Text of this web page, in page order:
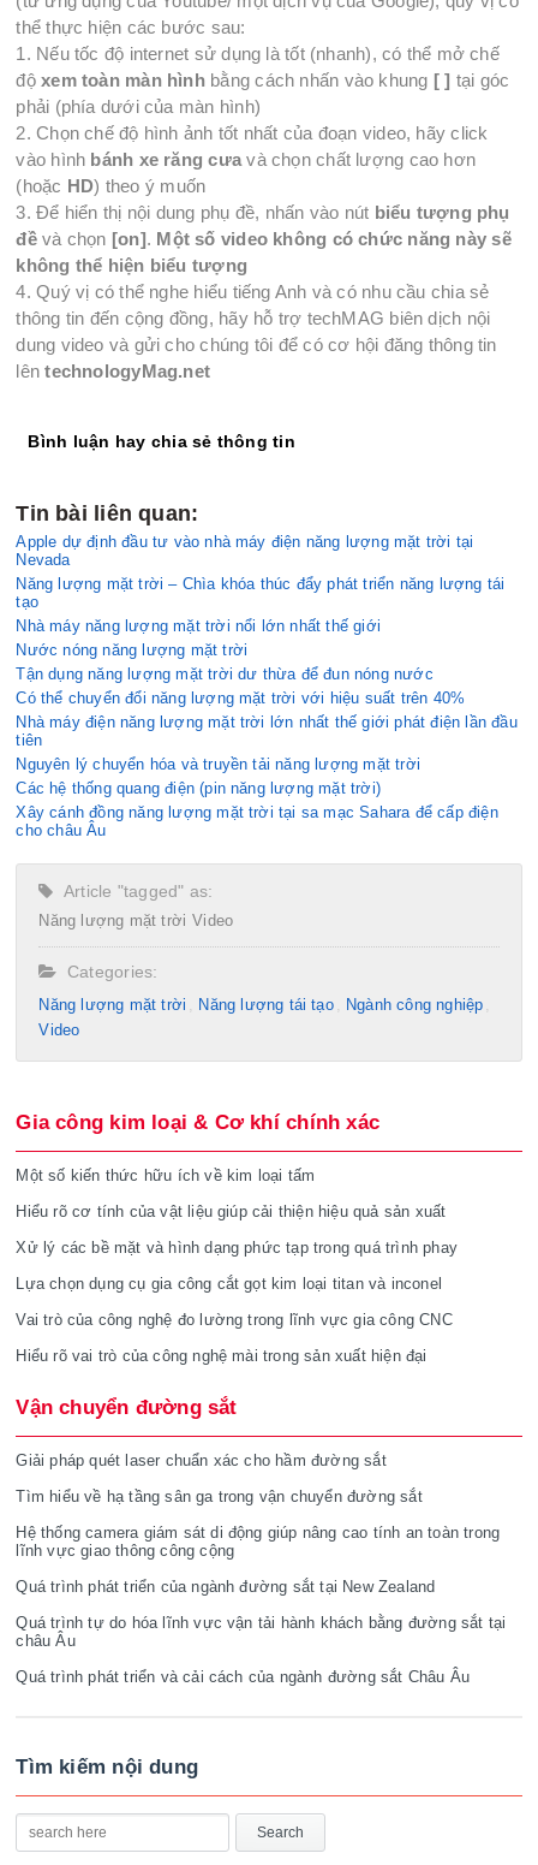
thể thực hiện các bước sau:
1. Nếu tốc độ internet sử dụng là tốt (nhanh), có thể mở chế
độxem toàn màn hìnhbằng cách nhấn vào khung [ ] tại góc
phải (phía dưới của màn hình)
2. Chọn chế độ hình ảnh tốt nhất của đoạn video, hãy click
vào hình bánh xe răng cưavà chọn chất lượng cao hơn
(hoặc HD) theo ý muốn
3. Để hiển thị nội dung phụ đề, nhấn vào nút biểu tượng phụ
đềvà chọn [on]. Một số video không có chức năng này sẽ
không thể hiện biểu tượng
4. Quý vị có thể nghe hiểu tiếng Anh và có nhu cầu chia sẻ
thông tin đến cộng đồng, hãy hỗ trợ techMAG biên dịch nội
dung video và gửi cho chúng tôi để có cơ hội đăng thông tin
lêntechnologyMag.net
Bình luận hay chia sẻ thông tin
Tin bài liên quan:
Apple dự định đầu tư vào nhà máy điện năng lượng mặt trời tại
Nevada
Năng lượng mặt trời – Chìa khóa thúc đẩy phát triển năng lượng tái
tạo
Nhà máy năng lượng mặt trời nổi lớn nhất thế giới
Nước nóng năng lượng mặt trời
Tận dụng năng lượng mặt trời dư thừa để đun nóng nước
Có thể chuyển đổi năng lượng mặt trời với hiệu suất trên 40%
Nhà máy điện năng lượng mặt trời lớn nhất thế giới phát điện lần đầu
tiên
Nguyên lý chuyển hóa và truyền tải năng lượng mặt trời
Các hệ thống quang điện (pin năng lượng mặt trời)
Xây cánh đồng năng lượng mặt trời tại sa mạc Sahara để cấp điện
cho châu Âu
Article "tagged" as:
Năng lượng mặt trời Video
Categories:
Năng lượng mặt trời Năng lượng tái tạo
Ngành công nghiệp
Video
Gia công kim loại & Cơ khí chính xác
Một số kiến thức hữu ích về kim loại tấm
Hiểu rõ cơ tính của vật liệu giúp cải thiện hiệu quả sản xuất
Xử lý các bề mặt và hình dạng phức tạp trong quá trình phay
Lựa chọn dụng cụ gia công cắt gọt kim loại titan và inconel
Vai trò của công nghệ đo lường trong lĩnh vực gia công CNC
Hiểu rõ vai trò của công nghệ mài trong sản xuất hiện đại
Vận chuyển đường sắt
Giải pháp quét laser chuẩn xác cho hầm đường sắt
Tìm hiểu về hạ tầng sân ga trong vận chuyển đường sắt
Hệ thống camera giám sát di động giúp nâng cao tính an toàn trong
lĩnh vực giao thông công cộng
Quá trình phát triển của ngành đường sắt tại New Zealand
Quá trình tự do hóa lĩnh vực vận tải hành khách bằng đường sắt tại
châu Âu
Quá trình phát triển và cải cách của ngành đường sắt Châu Âu
Tìm kiếm nội dung